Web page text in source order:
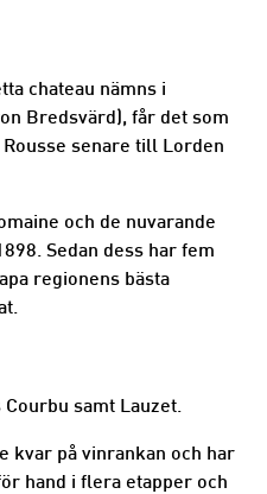
chateau nämns i
Bredsvärd), får det som
Rousse senare till Lorden
och de nuvarande
Sedan dess har fem
regionens bästa
samt Lauzet.
kvar på vinrankan och har
hand i flera etapper och